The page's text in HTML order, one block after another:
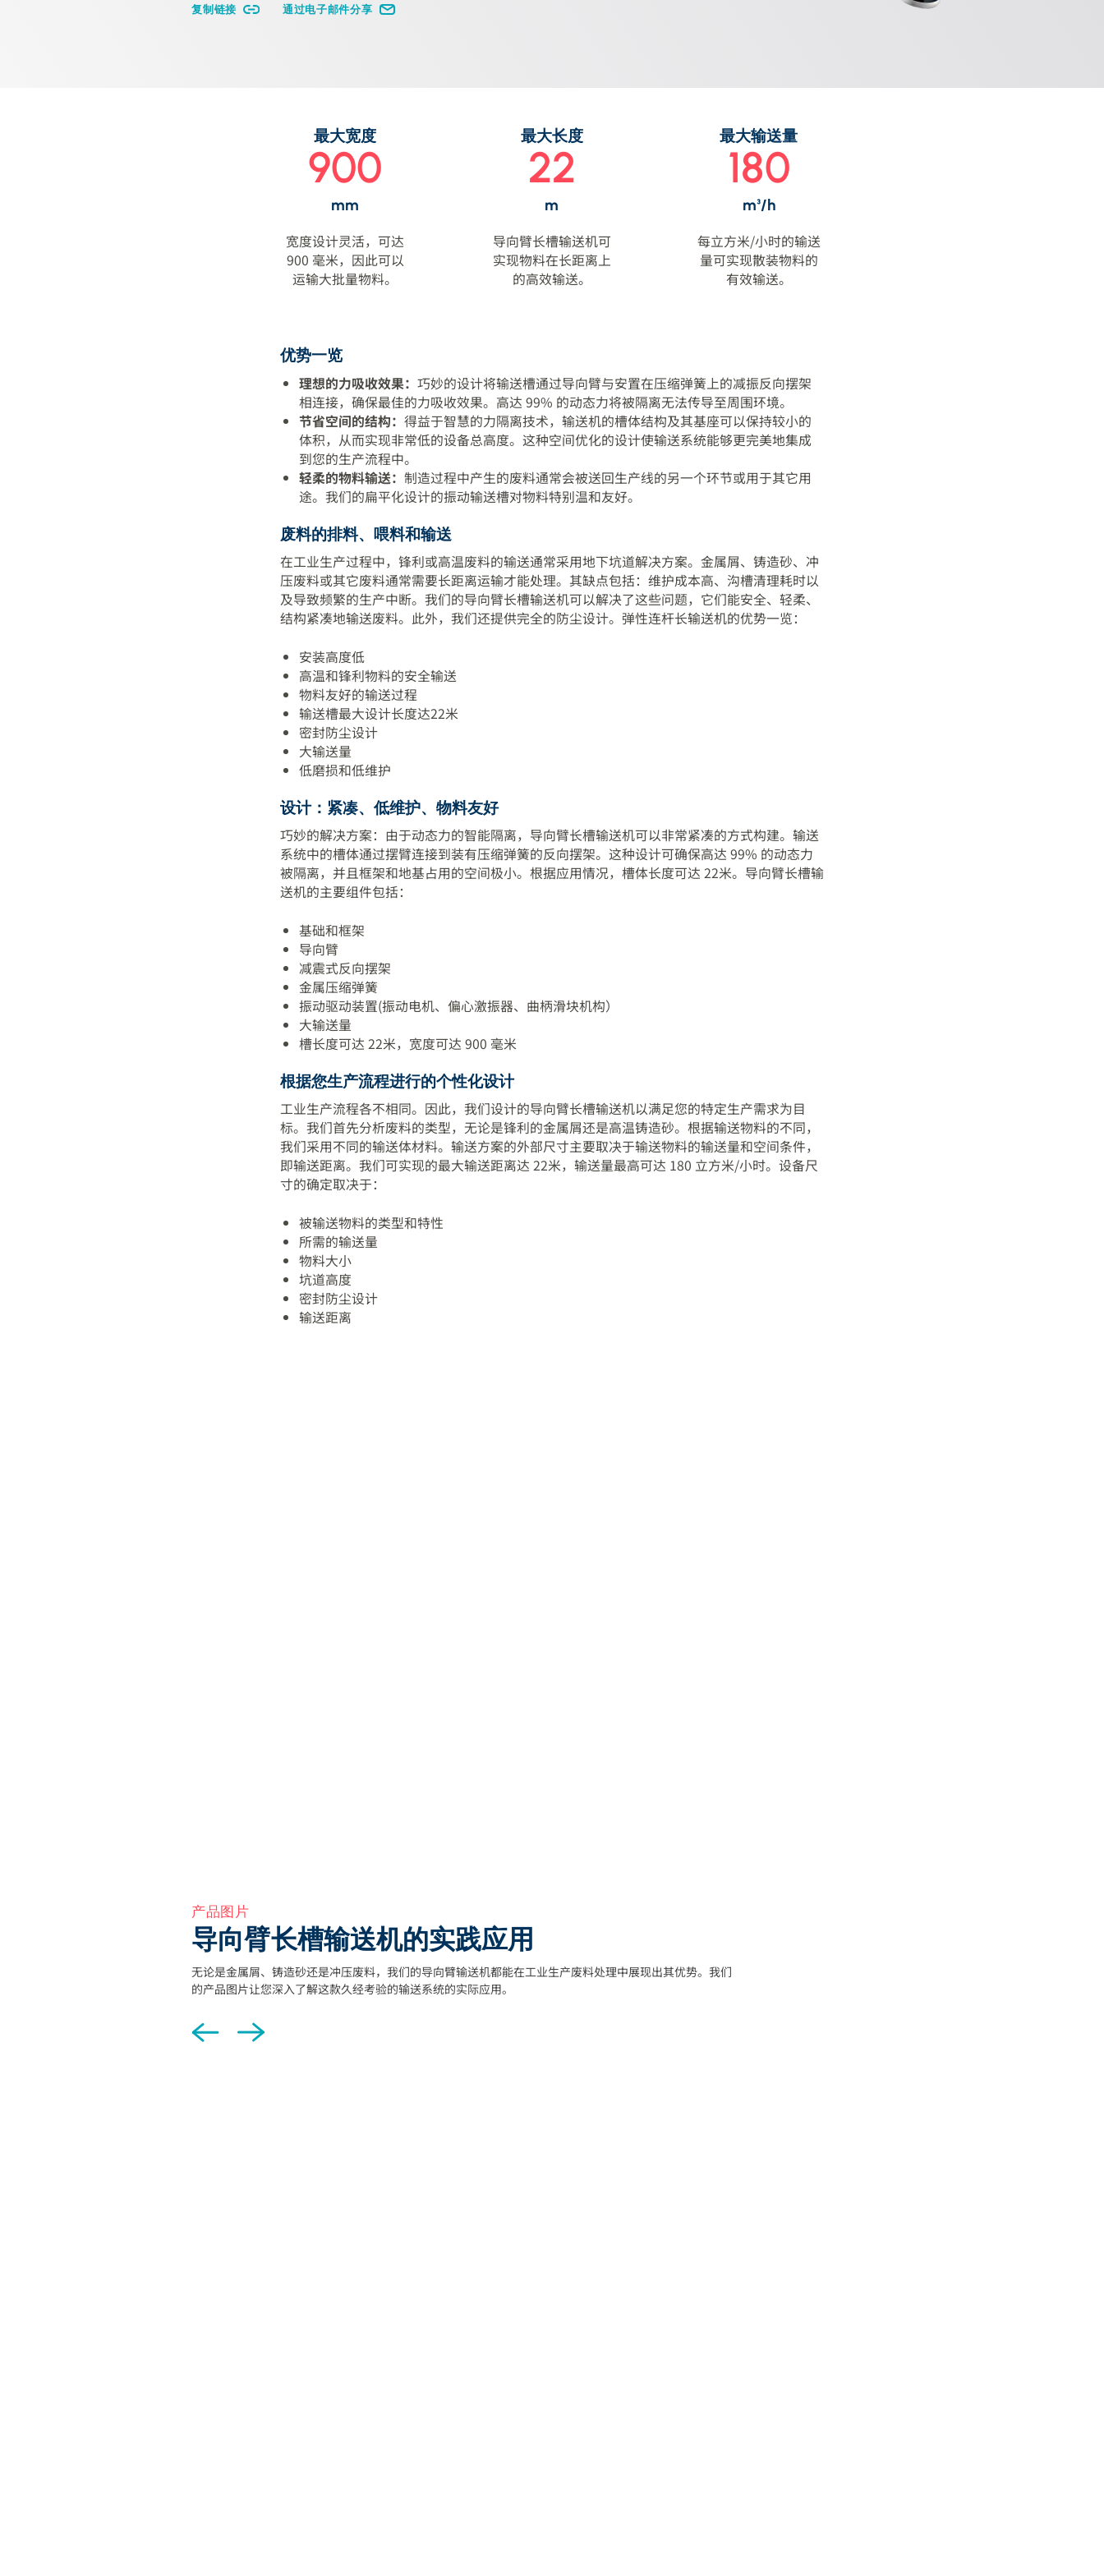
复制链接 通过电子邮件分享
最大宽度
900
mm
宽度设计灵活，可达
900 毫米，因此可以
运输大批量物料。
最大长度
22
m
导向臂长槽输送机可
实现物料在长距离上
的高效输送。
最大输送量
180
m³/h
每立方米/小时的输送
量可实现散装物料的
有效输送。
优势一览
理想的力吸收效果： 巧妙的设计将输送槽通过导向臂与安置在压缩弹簧上的减振反向摆架
相连接，确保最佳的力吸收效果。高达 99% 的动态力将被隔离无法传导至周围环境。
节省空间的结构： 得益于智慧的力隔离技术，输送机的槽体结构及其基座可以保持较小的
体积，从而实现非常低的设备总高度。这种空间优化的设计使输送系统能够更完美地集成
到您的生产流程中。
轻柔的物料输送： 制造过程中产生的废料通常会被送回生产线的另一个环节或用于其它用
途。我们的扁平化设计的振动输送槽对物料特别温和友好。
废料的排料、喂料和输送
在工业生产过程中，锋利或高温废料的输送通常采用地下坑道解决方案。金属屑、铸造砂、冲
压废料或其它废料通常需要长距离运输才能处理。其缺点包括：维护成本高、沟槽清理耗时以
及导致频繁的生产中断。我们的导向臂长槽输送机可以解决了这些问题，它们能安全、轻柔、
结构紧凑地输送废料。此外，我们还提供完全的防尘设计。弹性连杆长输送机的优势一览：
安装高度低
高温和锋利物料的安全输送
物料友好的输送过程
输送槽最大设计长度达22米
密封防尘设计
大输送量
低磨损和低维护
设计：紧凑、低维护、物料友好
巧妙的解决方案：由于动态力的智能隔离，导向臂长槽输送机可以非常紧凑的方式构建。输送
系统中的槽体通过摆臂连接到装有压缩弹簧的反向摆架。这种设计可确保高达 99% 的动态力
被隔离，并且框架和地基占用的空间极小。根据应用情况，槽体长度可达 22米。导向臂长槽输
送机的主要组件包括：
基础和框架
导向臂
减震式反向摆架
金属压缩弹簧
振动驱动装置(振动电机、偏心激振器、曲柄滑块机构）
大输送量
槽长度可达 22米，宽度可达 900 毫米
根据您生产流程进行的个性化设计
工业生产流程各不相同。因此，我们设计的导向臂长槽输送机以满足您的特定生产需求为目
标。我们首先分析废料的类型，无论是锋利的金属屑还是高温铸造砂。根据输送物料的不同，
我们采用不同的输送体材料。输送方案的外部尺寸主要取决于输送物料的输送量和空间条件，
即输送距离。我们可实现的最大输送距离达 22米，输送量最高可达 180 立方米/小时。设备尺
寸的确定取决于：
被输送物料的类型和特性
所需的输送量
物料大小
坑道高度
密封防尘设计
输送距离
产品图片
导向臂长槽输送机的实践应用
无论是金属屑、铸造砂还是冲压废料，我们的导向臂输送机都能在工业生产废料处理中展现出其优势。我们
的产品图片让您深入了解这款久经考验的输送系统的实际应用。